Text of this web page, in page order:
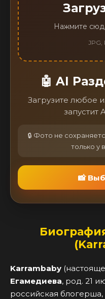
Нажмите
JPG,
🤖 AI
Загрузите любое
запустит
🔒 Фото не
только у
📸
Karrambaby
Егамедиева, род. 21
российская